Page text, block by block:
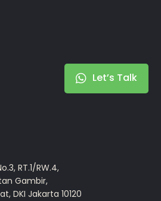
Let’s Talk
RT.1/RW.4,
Gambir,
DKI Jakarta 10120